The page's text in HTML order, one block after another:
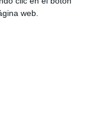
web.noticias como